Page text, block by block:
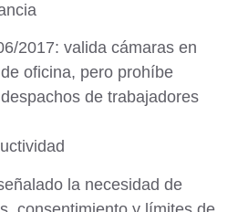
2017: valida cámaras en
oficina, pero prohíbe
de trabajadores
la necesidad de